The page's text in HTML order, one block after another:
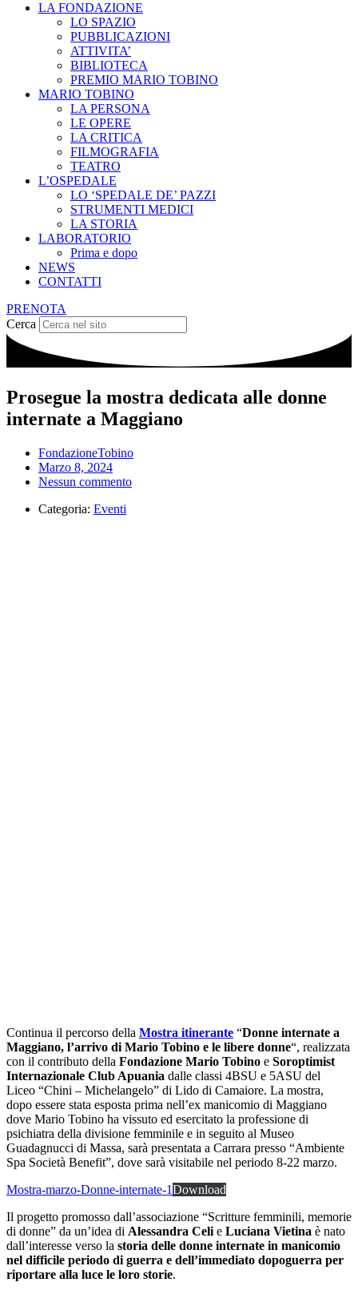
LA FONDAZIONE
LO SPAZIO
PUBBLICAZIONI
ATTIVITA’
BIBLIOTECA
PREMIO MARIO TOBINO
MARIO TOBINO
LA PERSONA
LE OPERE
LA CRITICA
FILMOGRAFIA
TEATRO
L’OSPEDALE
LO ‘SPEDALE DE’ PAZZI
STRUMENTI MEDICI
LA STORIA
LABORATORIO
Prima e dopo
NEWS
CONTATTI
PRENOTA
Cerca
Prosegue la mostra dedicata alle donne
internate a Maggiano
FondazioneTobino
Marzo 8, 2024
Nessun commento
Categoria: Eventi
Continua il percorso della Mostra itinerante “Donne internate a
Maggiano, l’arrivo di Mario Tobino e le libere donne“, realizzata
con il contributo della Fondazione Mario Tobino e Soroptimist
Internazionale Club Apuania dalle classi 4BSU e 5ASU del
Liceo “Chini – Michelangelo” di Lido di Camaiore. La mostra,
dopo essere stata esposta prima nell’ex manicomio di Maggiano
dove Mario Tobino ha vissuto ed esercitato la professione di
psichiatra della divisione femminile e in seguito al Museo
Guadagnucci di Massa, sarà presentata a Carrara presso “Ambiente
Spa Società Benefit”, dove sarà visitabile nel periodo 8-22 marzo.
Mostra-marzo-Donne-internate-1Download
Il progetto promosso dall’associazione “Scritture femminili, memorie
di donne” da un’idea di Alessandra Celi e Luciana Vietina è nato
dall’interesse verso la storia delle donne internate in manicomio
nel difficile periodo di guerra e dell’immediato dopoguerra per
riportare alla luce le loro storie.